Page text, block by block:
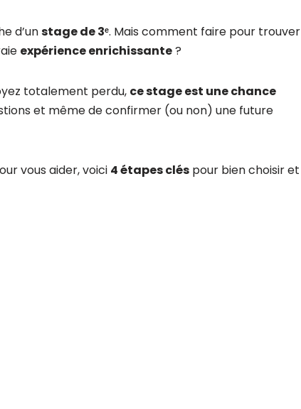
d’unstage de 3ᵉ. Mais comment faire pour trouver
expérience enrichissante?
totalement perdu, ce stage est une chance
et même de confirmer (ou non) une future
vous aider, voici 4 étapes clés pour bien choisir et